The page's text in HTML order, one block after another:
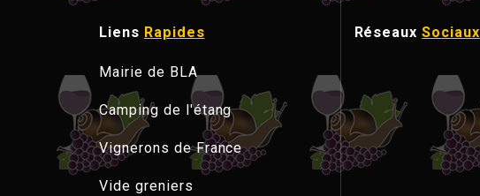
Liens Rapides
Mairie de BLA
mpi 'étang
Camping de l'étang
V
gnero Fran ce
Vignerons de France
Vide
s
Vide greniers
RéseauxSociaux